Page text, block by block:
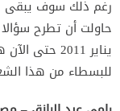
رغم ذلك سوف يبقى
حاولت أن تطرح
يناير 2011
للبسطاء من هذا